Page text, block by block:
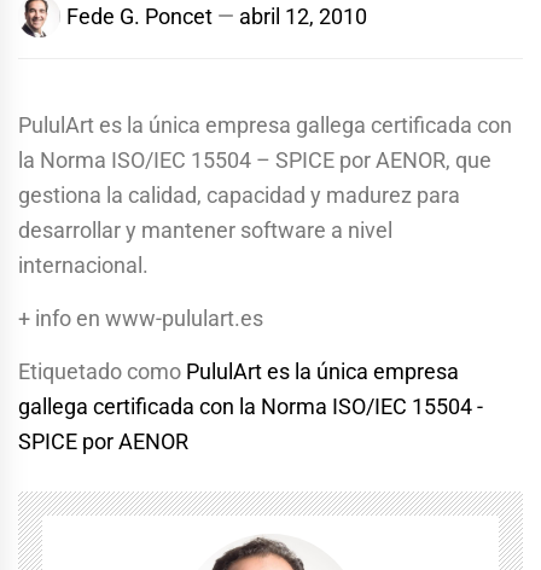
Fede G. Poncet abril 12, 2010
PululArt es la única empresa gallega certificada con
la Norma ISO/IEC 15504 – SPICE por AENOR, que
gestiona la calidad, capacidad y madurez para
desarrollar y mantener software a nivel
internacional.
+ info en www-pululart.es
Etiquetado como PululArt es la única empresa
gallega certificada con la Norma ISO/IEC 15504 -
SPICE por AENOR